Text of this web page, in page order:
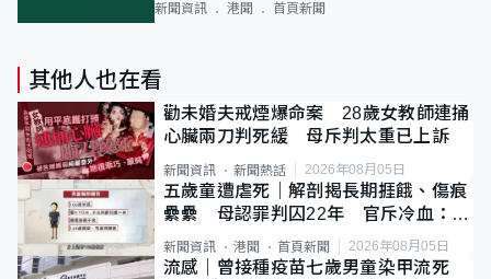
新聞資訊 港聞 首頁新聞
其他人也在看
勸未婚夫戒煙爆命案 28歲女教師連捅
心臟兩刀判死緩 母斥判太重已上訴
新聞資訊 新聞熱話 2026年08月05日
五歲童遭虐死｜解剖揭長期捱餓、傷痕
纍纍 母認罪判囚22年 官斥冷血：同
類案最惡劣
新聞資訊 港聞 首頁新聞 2026年08月05日
流感｜曾接種疫苗七歲男童染甲流死